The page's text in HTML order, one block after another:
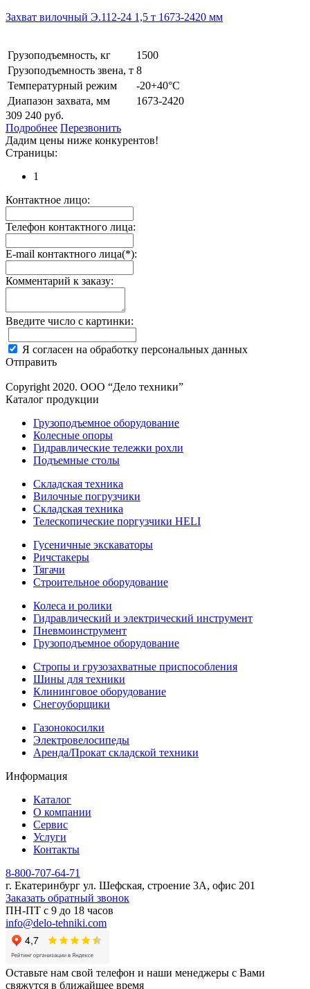
Захват вилочный Э.112-24 1,5 т 1673-2420 мм
Грузоподъемность, кг
1500
Грузоподъемность звена, т 8
Температурный режим
-20+40°C
Диапазон захвата, мм
1673-2420
309 240 руб.
Подробнее Перезвонить
Дадим цены ниже конкурентов!
Страницы:
1
Контактное лицо:
Телефон контактного лица:
E-mail контактного лица(*):
Комментарий к заказу:
Введите число с картинки:
Я согласен на обработку персональных данных
Отправить
Copyright 2020. ООО “Дело техники”
Каталог продукции
Грузоподъемное оборудование
Колесные опоры
Гидравлические тележки рохли
Подъемные столы
Складская техника
Вилочные погрузчики
Складская техника
Телескопические поргузчики HELI
Гусеничные экскаваторы
Ричстакеры
Тягачи
Строительное оборудование
Колеса и ролики
Гидравлический и электрический инструмент
Пневмоинструмент
Грузоподъемное оборудование
Стропы и грузозахватные приспособления
Шины для техники
Клининговое оборудование
Снегоуборщики
Газонокосилки
Электровелосипеды
Аренда/Прокат складской техники
Информация
Каталог
О компании
Сервис
Услуги
Контакты
8-800-707-64-71
г. Екатеринбург ул. Шефская, строение 3А, офис 201
Заказать обратный звонок
ПН-ПТ с 9 до 18 часов
info@delo-tehniki.com
Оставьте нам свой телефон и наши менеджеры с Вами
свяжутся в ближайшее время